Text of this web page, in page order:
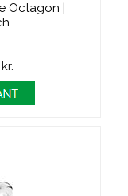
Octagon |
kr.